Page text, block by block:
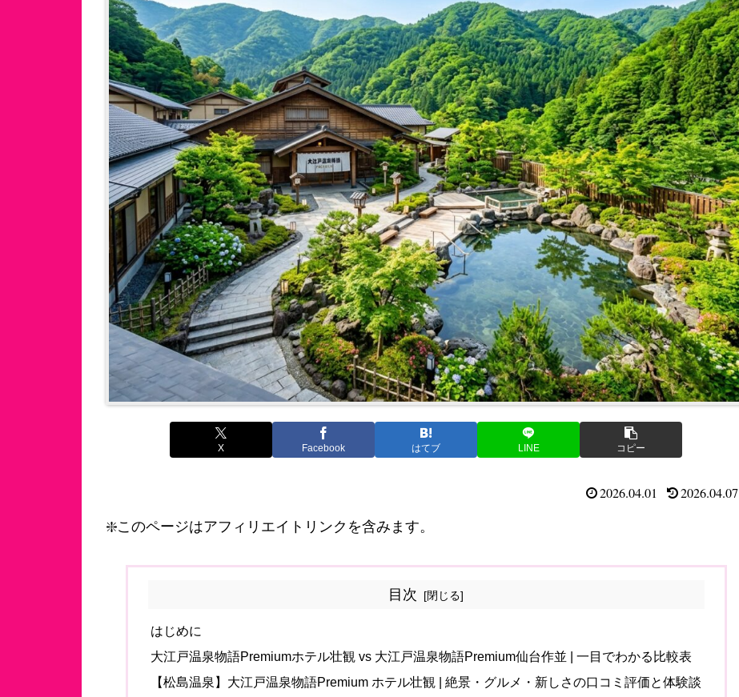
X Facebook はてブ LINE コピー
2026.04.01 2026.04.07
❇️このページはアフィリエイトリンクを含みます。
目次
はじめに
大江戸温泉物語Premiumホテル壮観 vs 大江戸温泉物語Premium仙台作並 | 一目でわかる比較表
【松島温泉】大江戸温泉物語Premium ホテル壮観 | 絶景・グルメ・新しさの口コミ評価と体験談